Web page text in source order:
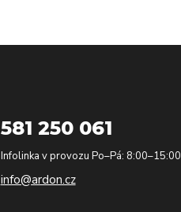
581 250 061
Infolinka v provozu Po–Pá: 8:00–15:00
info@ardon.cz